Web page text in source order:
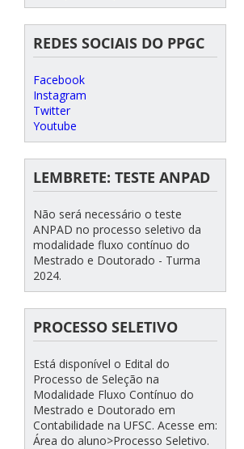
REDES SOCIAIS DO PPGC
Facebook
Instagram
Twitter
Youtube
LEMBRETE: TESTE ANPAD
Não será necessário o teste
ANPAD no processo seletivo da
modalidade fluxo contínuo do
Mestrado e Doutorado - Turma
2024.
PROCESSO SELETIVO
Está disponível o Edital do
Processo de Seleção na
Modalidade Fluxo Contínuo do
Mestrado e Doutorado em
Contabilidade na UFSC. Acesse em:
Área do aluno>Processo Seletivo.